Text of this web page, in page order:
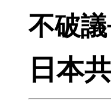
不破
日本